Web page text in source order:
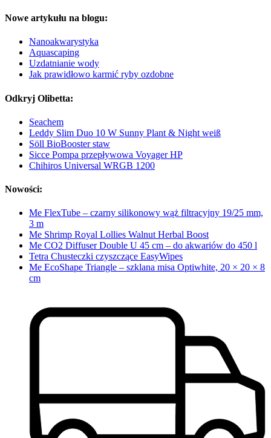
Nowe artykułu na blogu:
Nanoakwarystyka
Aquascaping
Uzdatnianie wody
Jak prawidłowo karmić ryby ozdobne
Odkryj Olibetta:
Seachem
Leddy Slim Duo 10 W Sunny Plant & Night weiß
Söll BioBooster staw
Sicce Pompa przepływowa Voyager HP
Chihiros Universal WRGB 1200
Nowości:
Me FlexTube – czarny silikonowy wąż filtracyjny 19/25 mm,
3 m
Me Shrimp Royal Lollies Walnut Herbal Boost
Me CO2 Diffuser Double U 45 cm – do akwariów do 450 l
Tetra Chusteczki czyszczące EasyWipes
Me EcoShape Triangle – szklana misa Optiwhite, 20 × 20 × 8
cm